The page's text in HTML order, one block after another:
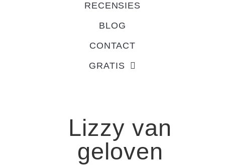
RECENSIES
BLOG
CONTACT
GRATIS
Lizzy van
geloven